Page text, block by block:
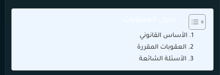
الأساس القانوني
العقوبات المقررة
الأسئلة الشائعة